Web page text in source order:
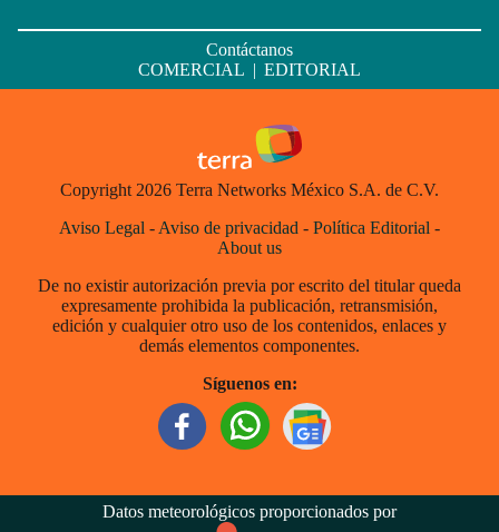
Contáctanos
COMERCIAL | EDITORIAL
Copyright 2026 Terra Networks México S.A. de C.V.
Aviso Legal - Aviso de privacidad - Política Editorial -
About us
De no existir autorización previa por escrito del titular queda
expresamente prohibida la publicación, retransmisión,
edición y cualquier otro uso de los contenidos, enlaces y
demás elementos componentes.
Síguenos en:
Datos meteorológicos proporcionados por